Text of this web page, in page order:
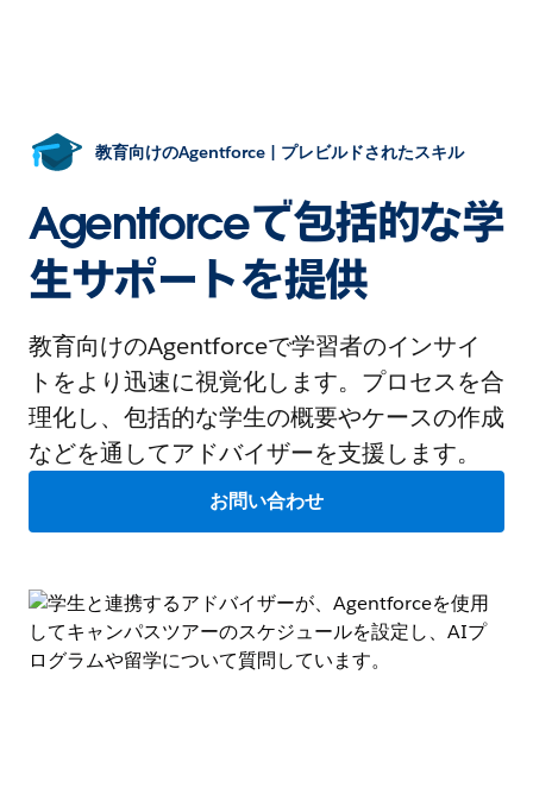
教育向けのAgentforce | プレビルドされたスキル
Agentforceで包括的な学
生サポートを提供
教育向けのAgentforceで学習者のインサイ
トをより迅速に視覚化します。プロセスを合
理化し、包括的な学生の概要やケースの作成
などを通してアドバイザーを支援します。
お問い合わせ